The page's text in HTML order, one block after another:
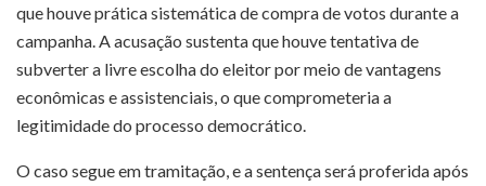
que houve prática sistemática de compra de votos durante a
campanha. A acusação sustenta que houve tentativa de
subverter a livre escolha do eleitor por meio de vantagens
econômicas e assistenciais, o que comprometeria a
legitimidade do processo democrático.
O caso segue em tramitação, e a sentença será proferida após